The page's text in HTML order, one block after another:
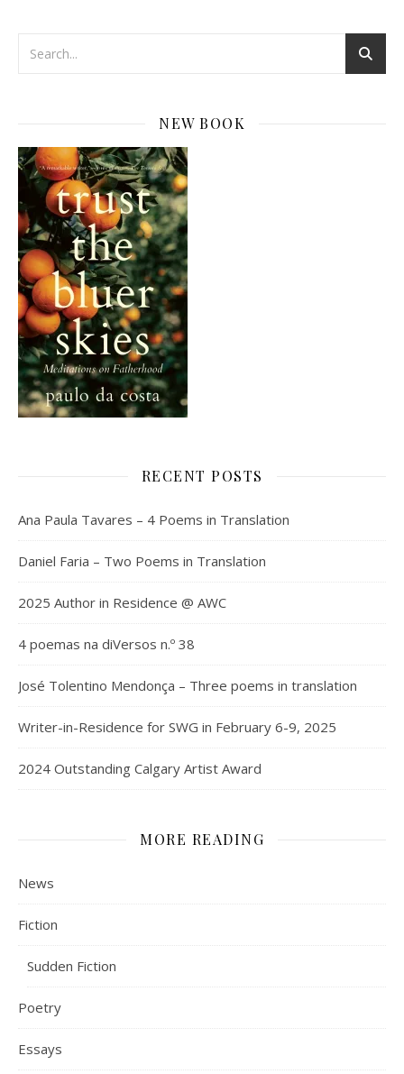
NEW BOOK
RECENT POSTS
Ana Paula Tavares – 4 Poems in Translation
Daniel Faria – Two Poems in Translation
2025 Author in Residence @ AWC
4 poemas na diVersos n.º 38
José Tolentino Mendonça – Three poems in translation
Writer-in-Residence for SWG in February 6-9, 2025
2024 Outstanding Calgary Artist Award
MORE READING
News
Fiction
Sudden Fiction
Poetry
Essays